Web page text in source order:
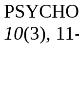
10(3),